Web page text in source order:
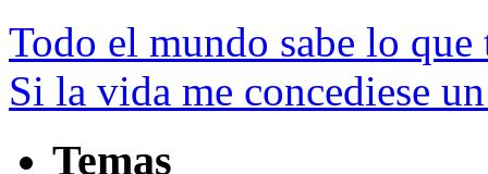
Todo el mundo sabe lo que
Si la vida me concediese
Temas